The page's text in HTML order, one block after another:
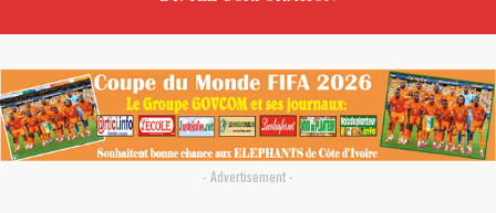
- Advertisement -